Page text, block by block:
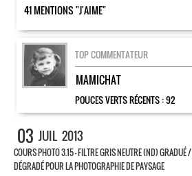
41 MENTIONS "J'AIME"
TOP COMMENTATEUR
MAMICHAT
POUCES VERTS RÉCENTS :92
03 JUIL 2013
COURS PHOTO 3.15 – FILTRE GRIS NEUTRE (ND) GRADUÉ /
DÉGRADÉ POUR LA PHOTOGRAPHIE DE PAYSAGE